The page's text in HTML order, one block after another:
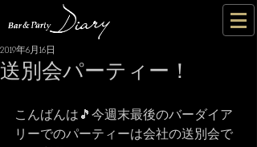
送別会パーティー！
2019年6月16日
こんばんは🎵今週末最後のバーダイア
リーでのパーティーは会社の送別会で